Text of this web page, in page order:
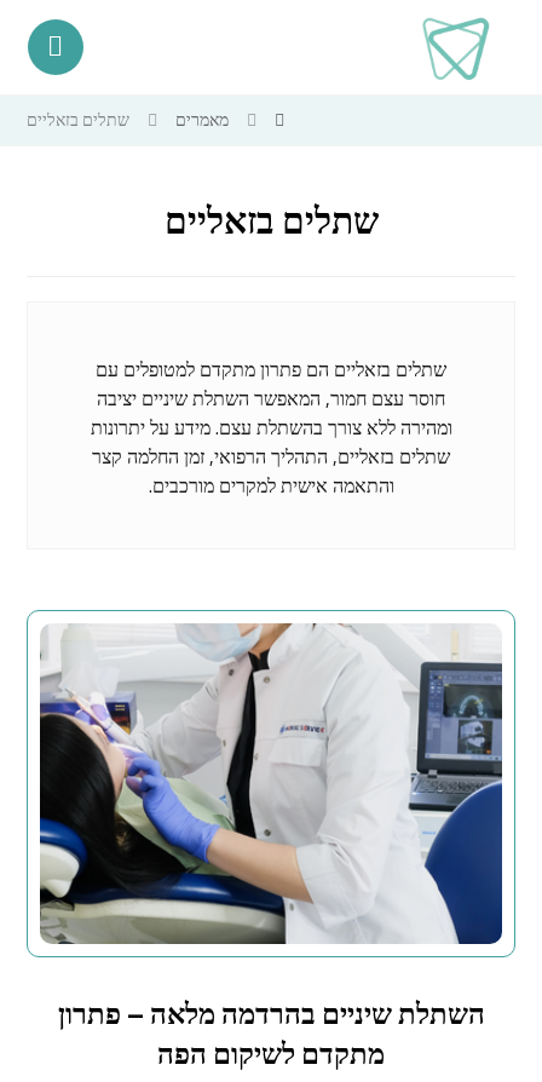
מאמרים שתלים בזאליים
שתלים בזאליים
שתלים בזאליים הם פתרון מתקדם למטופלים עם
חוסר עצם חמור, המאפשר השתלת שיניים יציבה
ומהירה ללא צורך בהשתלת עצם. מידע על יתרונות
שתלים בזאליים, התהליך הרפואי, זמן החלמה קצר
והתאמה אישית למקרים מורכבים.
השתלת שיניים בהרדמה מלאה – פתרון
מתקדם לשיקום הפה